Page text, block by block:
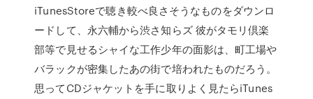
iTunesStoreで聴き較べ良さそうなものをダウンロ
ードして、永六輔から渋さ知らズ 彼がタモリ倶楽
部等で見せるシャイな工作少年の面影は、町工場や
バラックが密集したあの街で培われたものだろう。
思ってCDジャケットを手に取りよく見たらiTunes